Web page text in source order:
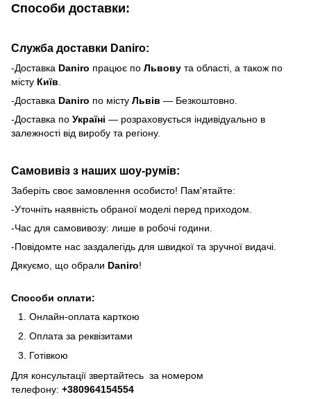
Способи доставки:
Служба доставки Daniro:
-Доставка Daniro працює по Львову та області, а також по
місту Київ
-Доставка Daniro по місту Львів — Безкоштовно.
-Доставка по Україні — розраховується індивідуально в
залежності від виробу та регіону.
Самовивіз з наших шоу-румів:
Заберіть своє замовлення особисто! Пам'ятайте:
-Уточніть наявність обраної моделі перед приходом.
-Час для самовивозу: лише в робочі години.
-Повідомте нас заздалегідь для швидкої та зручної видачі.
Дякуємо, що обрали Daniro!
Способи оплати:
Онлайн-оплата карткою
Оплата за реквізитами
Готівкою
Для консультації звертайтесь за номером
телефону: +380964154554